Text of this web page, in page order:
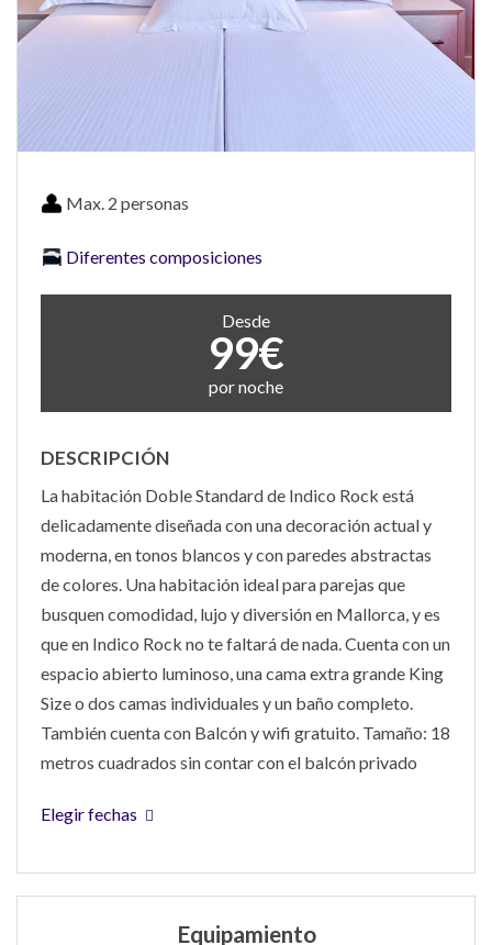
Max. 2 personas
Diferentes composiciones
Desde
99€
por noche
DESCRIPCIÓN
La habitación Doble Standard de Indico Rock está
delicadamente diseñada con una decoración actual y
moderna, en tonos blancos y con paredes abstractas
de colores. Una habitación ideal para parejas que
busquen comodidad, lujo y diversión en Mallorca, y es
que en Indico Rock no te faltará de nada. Cuenta con un
espacio abierto luminoso, una cama extra grande King
Size o dos camas individuales y un baño completo.
También cuenta con Balcón y wifi gratuito. Tamaño: 18
metros cuadrados sin contar con el balcón privado
Elegir fechas
Equipamiento